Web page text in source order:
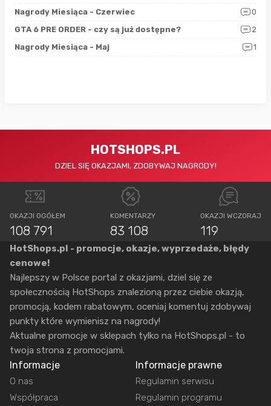
Nagrody Miesiąca - Czerwiec
0
GTA 6 PRE ORDER - czy są już dostępne?
2
Nagrody Miesiąca - Maj
1
HOTSHOPS.PL
DZIEL SIĘ OKAZJAMI, ZDOBYWAJ NAGRODY!
OKAZJI OGÓŁEM
108 791
KOMENTARZY
83 108
OKAZJI WCZORAJ
119
HotShops.pl - promocje, okazje, wyprzedaże, błędy
cenowe!
Najlepszy w Polsce portal z okazjami, dziel się ze
społecznością HotShops znalezioną przez ciebie okazją,
promocją, kodem rabatowym, oceniaj komentuj zdobywaj
punkty które wymienisz na nagrody!
Aktualne promocje w sklepach tylko na HotShops.pl - to
twoja strona z promocjami.
Informacje
O nas
Współpraca
Informacje prawne
Regulamin serwisu
Regulamin programu